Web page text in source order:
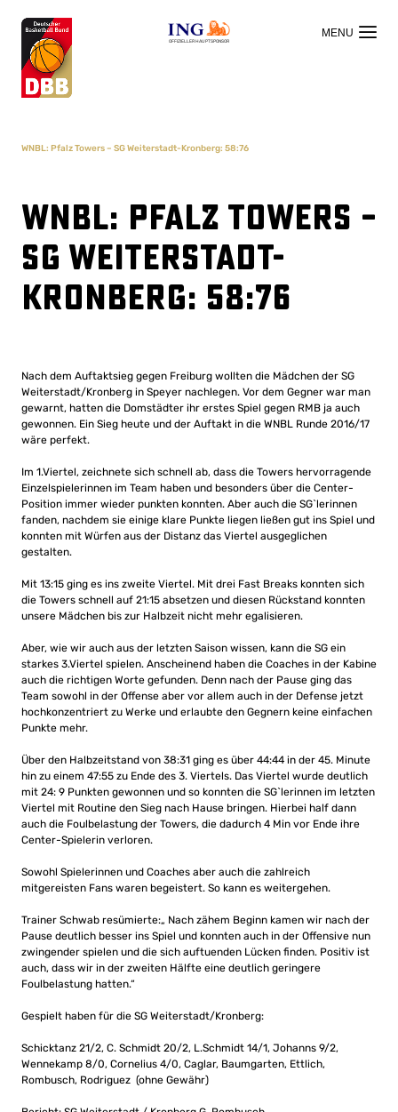
OFFIZIELLER HAUPTSPONSOR
WNBL: Pfalz Towers – SG Weiterstadt-Kronberg: 58:76
WNBL: Pfalz Towers –
SG Weiterstadt-
Kronberg: 58:76
Nach dem Auftaktsieg gegen Freiburg wollten die Mädchen der SG
Weiterstadt/Kronberg in Speyer nachlegen. Vor dem Gegner war man
gewarnt, hatten die Domstädter ihr erstes Spiel gegen RMB ja auch
gewonnen. Ein Sieg heute und der Auftakt in die WNBL Runde 2016/17
wäre perfekt.
Im 1.Viertel, zeichnete sich schnell ab, dass die Towers hervorragende
Einzelspielerinnen im Team haben und besonders über die Center-
Position immer wieder punkten konnten. Aber auch die SG`lerinnen
fanden, nachdem sie einige klare Punkte liegen ließen gut ins Spiel und
konnten mit Würfen aus der Distanz das Viertel ausgeglichen
gestalten.
Mit 13:15 ging es ins zweite Viertel. Mit drei Fast Breaks konnten sich
die Towers schnell auf 21:15 absetzen und diesen Rückstand konnten
unsere Mädchen bis zur Halbzeit nicht mehr egalisieren.
Aber, wie wir auch aus der letzten Saison wissen, kann die SG ein
starkes 3.Viertel spielen. Anscheinend haben die Coaches in der Kabine
auch die richtigen Worte gefunden. Denn nach der Pause ging das
Team sowohl in der Offense aber vor allem auch in der Defense jetzt
hochkonzentriert zu Werke und erlaubte den Gegnern keine einfachen
Punkte mehr.
Über den Halbzeitstand von 38:31 ging es über 44:44 in der 45. Minute
hin zu einem 47:55 zu Ende des 3. Viertels. Das Viertel wurde deutlich
mit 24: 9 Punkten gewonnen und so konnten die SG`lerinnen im letzten
Viertel mit Routine den Sieg nach Hause bringen. Hierbei half dann
auch die Foulbelastung der Towers, die dadurch 4 Min vor Ende ihre
Center-Spielerin verloren.
Sowohl Spielerinnen und Coaches aber auch die zahlreich
mitgereisten Fans waren begeistert. So kann es weitergehen.
Trainer Schwab resümierte:„ Nach zähem Beginn kamen wir nach der
Pause deutlich besser ins Spiel und konnten auch in der Offensive nun
zwingender spielen und die sich auftuenden Lücken finden. Positiv ist
auch, dass wir in der zweiten Hälfte eine deutlich geringere
Foulbelastung hatten.“
Gespielt haben für die SG Weiterstadt/Kronberg:
Schicktanz 21/2, C. Schmidt 20/2, L.Schmidt 14/1, Johanns 9/2,
Wennekamp 8/0, Cornelius 4/0, Caglar, Baumgarten, Ettlich,
Rombusch, Rodriguez (ohne Gewähr)